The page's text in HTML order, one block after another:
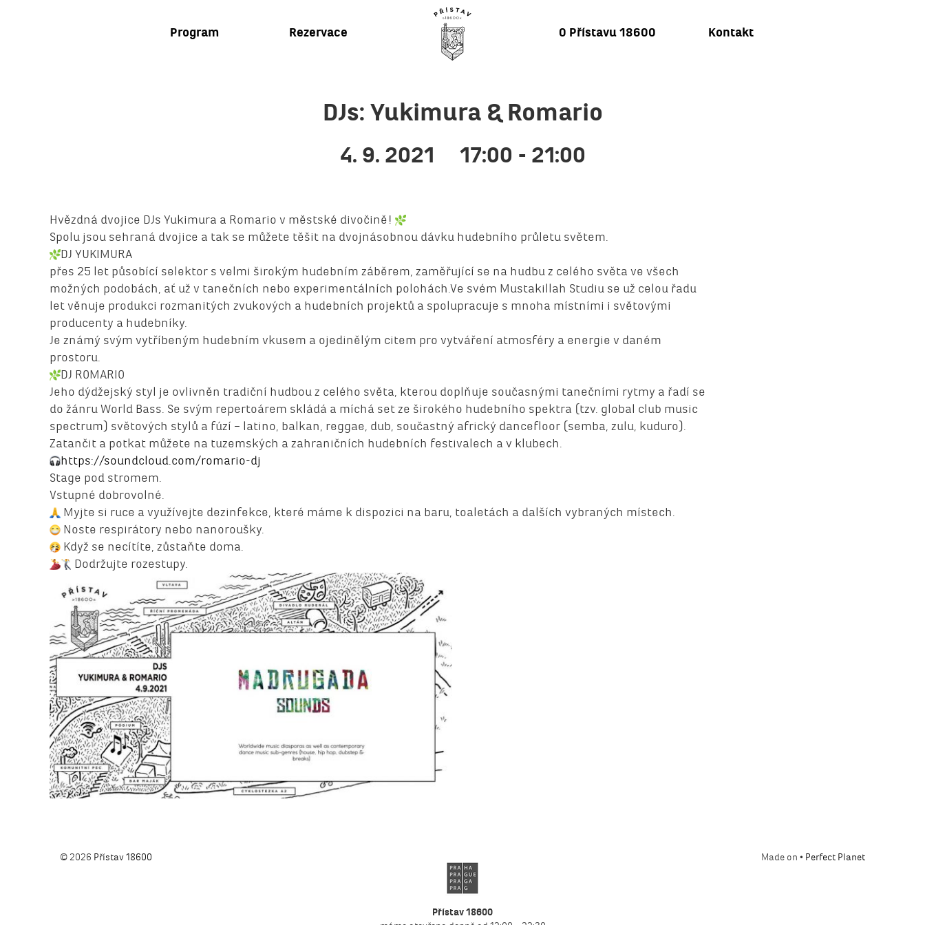
Program Rezervace O Přístavu 18600 Kontakt
DJs: Yukimura & Romario
4. 9. 2021 17:00 - 21:00
Hvězdná dvojice DJs Yukimura a Romario v městské divočině!
Spolu jsou sehraná dvojice a tak se můžete těšit na dvojnásobnou dávku hudebního průletu světem.
DJ YUKIMURA
přes 25 let působící selektor s velmi širokým hudebním záběrem, zaměřující se na hudbu z celého světa ve všech
možných podobách, ať už v tanečních nebo experimentálních polohách.Ve svém Mustakillah Studiu se už celou řadu
let věnuje produkci rozmanitých zvukových a hudebních projektů a spolupracuje s mnoha místními i světovými
producenty a hudebníky.
Je známý svým vytříbeným hudebním vkusem a ojedinělým citem pro vytváření atmosféry a energie v daném
prostoru.
DJ ROMARIO
Jeho dýdžejský styl je ovlivněn tradiční hudbou z celého světa, kterou doplňuje současnými tanečními rytmy a řadí se
do žánru World Bass. Se svým repertoárem skládá a míchá set ze širokého hudebního spektra (tzv. global club music
spectrum) světových stylů a fúzí – latino, balkan, reggae, dub, součastný africký dancefloor (semba, zulu, kuduro).
Zatančit a potkat můžete na tuzemských a zahraničních hudebních festivalech a v klubech.
https://soundcloud.com/romario-dj
Stage pod stromem.
Vstupné dobrovolné.
Myjte si ruce a využívejte dezinfekce, které máme k dispozici na baru, toaletách a dalších vybraných místech.
Noste respirátory nebo nanoroušky.
Když se necítíte, zůstaňte doma.
Dodržujte rozestupy.
© 2026 Přístav 18600 Made on • Perfect Planet
Přístav 18600